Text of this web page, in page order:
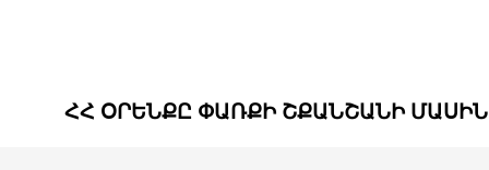
ՀՀ ՕՐԵՆՔԸ ՓԱՌՔԻ ՇՔԱՆՇԱՆԻ ՄԱՍԻՆ